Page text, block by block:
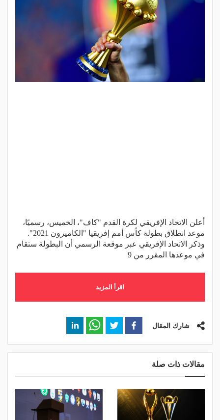
أعلن الاتحاد الإفريقي لكرة القدم "كاف"، الخميس، رسميًا،
موعد انطلاق بطولة كأس أمم إفريقيا "الكاميرون 2021".
وذكر الاتحاد الإفريقي عبر موقعة الرسمي أن البطولة ستقام
في موعدها المقرر من 9
اقرأ المزيد
شارك المقال
مقالات ذات صلة